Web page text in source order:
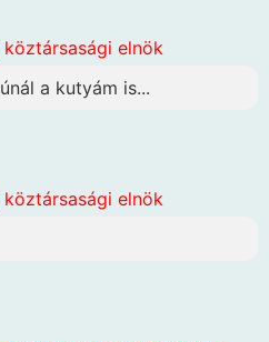
elnök
a kutyám is...
elnök